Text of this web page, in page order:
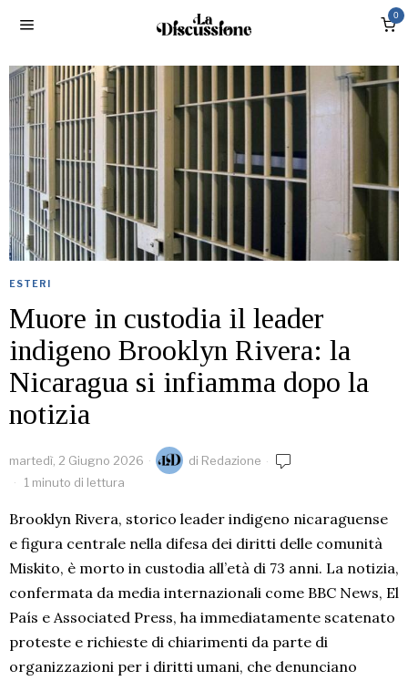
0
ESTERI
Muore in custodia il leader
indigeno Brooklyn Rivera: la
Nicaragua si infiamma dopo la
notizia
martedì, 2 Giugno 2026 di Redazione
1 minuto di lettura
Brooklyn Rivera, storico leader indigeno nicaraguense
e figura centrale nella difesa dei diritti delle comunità
Miskito, è morto in custodia all’età di 73 anni. La notizia,
confermata da media internazionali come BBC News, El
País e Associated Press, ha immediatamente scatenato
proteste e richieste di chiarimenti da parte di
organizzazioni per i diritti umani, che denunciano